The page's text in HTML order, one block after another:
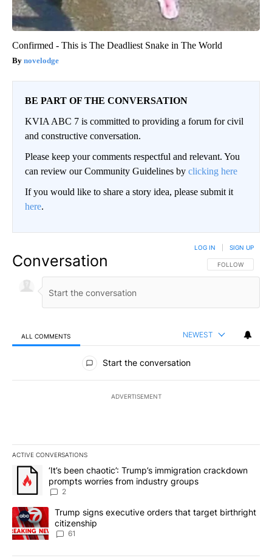
Confirmed - This is The Deadliest Snake in The World
novelodge
BE PART OF THE CONVERSATION
KVIA ABC 7 is committed to providing a forum for civil
and constructive conversation.
Please keep your comments respectful and relevant. You
can review our Community Guidelines by clicking here
If you would like to share a story idea, please submit it
here.
Conversation FOLLOW THIS
FOLLOW
LOG IN SIGN UP
ALL COMMENTS NEWEST
All Comments
Start the conversation
ADVERTISEMENT
ACTIVE CONVERSATIONS
The following is a list of the most commented articles in the last
A trending article titled "‘It’s been chaotic’: Trump’s
‘It’s been chaotic’: Trump’s immigration crackdown
prompts worries from industry groups
2
A trending article titled "Trump signs executive orders that
Trump signs executive orders that target birthright
citizenship
61